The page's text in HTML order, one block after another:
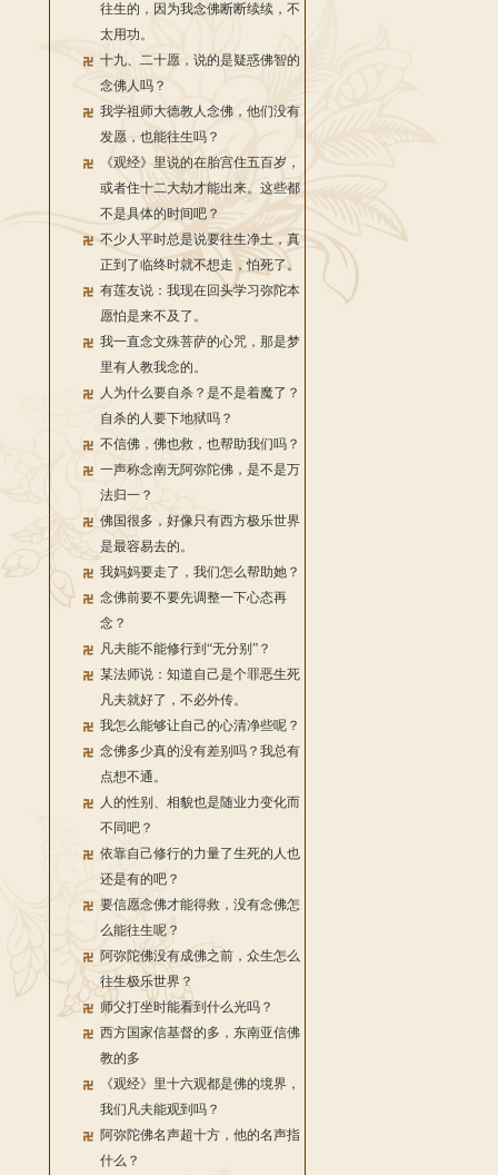
往生的，因为我念佛断断续续，不
太用功。
十九、二十愿，说的是疑惑佛智的
念佛人吗？
我学祖师大德教人念佛，他们没有
发愿，也能往生吗？
《观经》里说的在胎宫住五百岁，
或者住十二大劫才能出来。这些都
不是具体的时间吧？
不少人平时总是说要往生净土，真
正到了临终时就不想走，怕死了。
有莲友说：我现在回头学习弥陀本
愿怕是来不及了。
我一直念文殊菩萨的心咒，那是梦
里有人教我念的。
人为什么要自杀？是不是着魔了？
自杀的人要下地狱吗？
不信佛，佛也救，也帮助我们吗？
一声称念南无阿弥陀佛，是不是万
法归一？
佛国很多，好像只有西方极乐世界
是最容易去的。
我妈妈要走了，我们怎么帮助她？
念佛前要不要先调整一下心态再
念？
凡夫能不能修行到“无分别”？
某法师说：知道自己是个罪恶生死
凡夫就好了，不必外传。
我怎么能够让自己的心清净些呢？
念佛多少真的没有差别吗？我总有
点想不通。
人的性别、相貌也是随业力变化而
不同吧？
依靠自己修行的力量了生死的人也
还是有的吧？
要信愿念佛才能得救，没有念佛怎
么能往生呢？
阿弥陀佛没有成佛之前，众生怎么
往生极乐世界？
师父打坐时能看到什么光吗？
西方国家信基督的多，东南亚信佛
教的多
《观经》里十六观都是佛的境界，
我们凡夫能观到吗？
阿弥陀佛名声超十方，他的名声指
什么？